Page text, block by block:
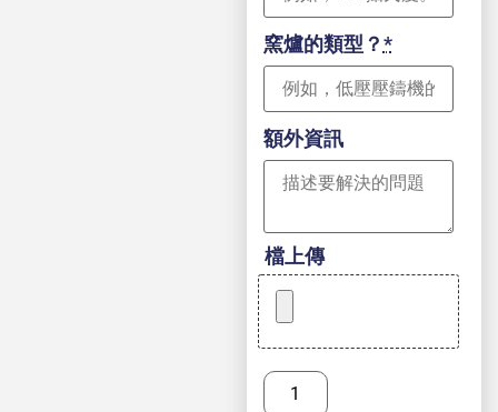
窯爐的類型？*
額外資訊
檔上傳